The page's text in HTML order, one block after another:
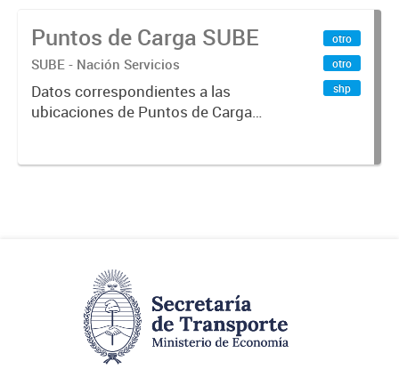
Puntos de Carga SUBE
SUBE - Nación Servicios
Datos correspondientes a las
ubicaciones de Puntos de Carga
otro
otro
shp